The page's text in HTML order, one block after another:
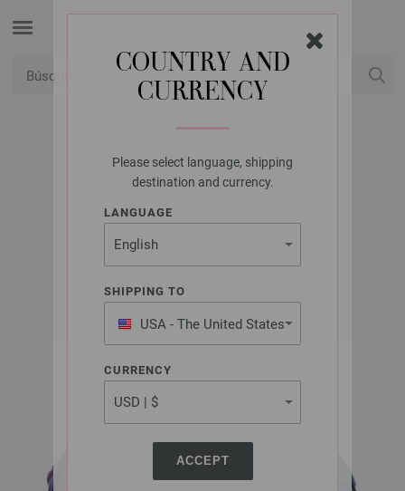
COUNTRY AND
CURRENCY
Please select language, shipping
destination and currency.
LANGUAGE
SHIPPING TO
USA - The United States
of America
CURRENCY
ACCEPT
LANA GROSSA
MEILENWEIT 100G
CAPRESE